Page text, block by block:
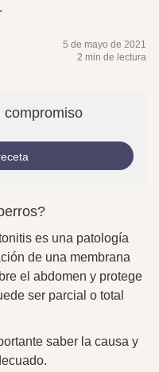
5 de mayo de 2021
2 min de lectura
compromiso
es una patología
de una membrana
el abdomen y protege
ser parcial o total
saber la causa y